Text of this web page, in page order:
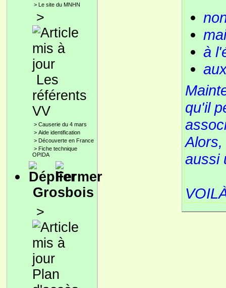
> Le site du MNHN
>
Les
référents
VV
> Causerie du 4 mars
> Aide identification
> Découverte en France
> Fiche technique
OPIDA
Grosbois
>
Plan
à
qu'il
aussi